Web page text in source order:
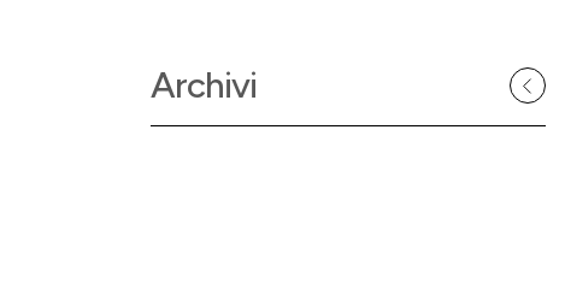
Archivi